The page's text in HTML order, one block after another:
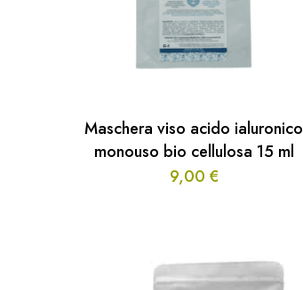
Maschera viso acido ialuronico
monouso bio cellulosa 15 ml
9,00 €